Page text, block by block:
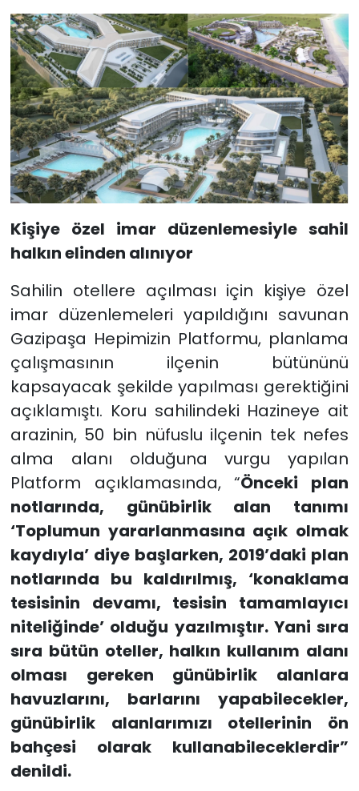
Kişiye özel imar düzenlemesiyle sahil
halkın elinden alınıyor
Sahilin otellere açılması için kişiye özel
imar düzenlemeleri yapıldığını savunan
Gazipaşa Hepimizin Platformu, planlama
çalışmasının ilçenin bütününü
kapsayacak şekilde yapılması gerektiğini
açıklamıştı. Koru sahilindeki Hazineye ait
arazinin, 50 bin nüfuslu ilçenin tek nefes
alma alanı olduğuna vurgu yapılan
Platform açıklamasında, “Önceki plan
notlarında, günübirlik alan tanımı
‘Toplumun yararlanmasına açık olmak
kaydıyla’ diye başlarken, 2019’daki plan
notlarında bu kaldırılmış, ‘konaklama
tesisinin devamı, tesisin tamamlayıcı
niteliğinde’ olduğu yazılmıştır. Yani sıra
sıra bütün oteller, halkın kullanım alanı
olması gereken günübirlik alanlara
havuzlarını, barlarını yapabilecekler,
günübirlik alanlarımızı otellerinin ön
bahçesi olarak kullanabileceklerdir”
denildi.